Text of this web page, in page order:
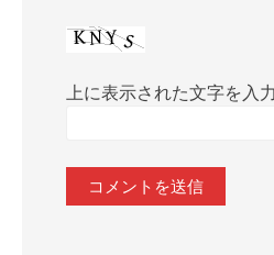
上に表示された文字を入